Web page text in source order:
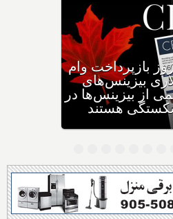
کانادا ویزاهای
کمتری
می‌کند